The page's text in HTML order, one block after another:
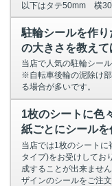
以下はタテ50mm 横
駐輪シールを作
の大きさを教えて
当店で人気の駐輪シー
※自転車後輪の泥除け
る場合が多いです。
1枚のシートに色
紙ごとにシールを
当店では1枚のシート
タイプ)をお受けしてお
成することが出来ませ
ザインのシールをご注